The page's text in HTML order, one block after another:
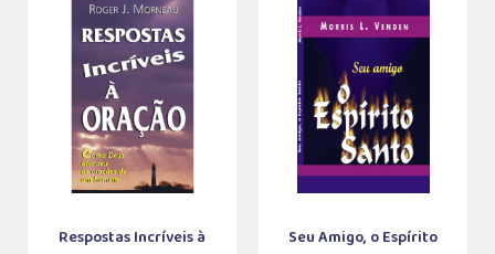
Respostas Incríveis à
Seu Amigo, o Espírito